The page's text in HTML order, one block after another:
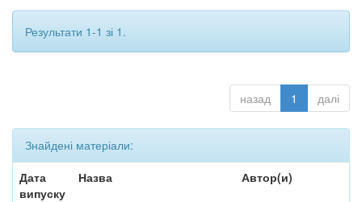
Результати 1-1 зі 1.
назад 1 далі
Знайдені матеріали:
Дата
випуску
Назва Автор(и)